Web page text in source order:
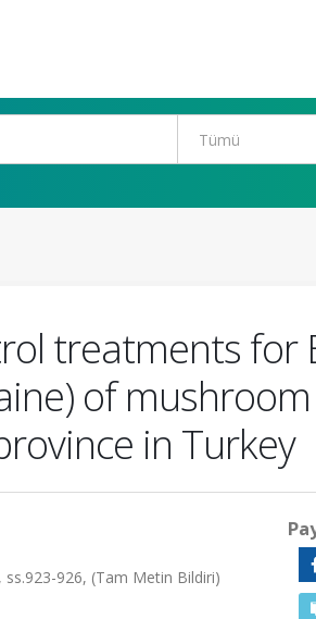
treatments for
of
in Turkey
ss.923-926, (Tam Metin Bildiri)